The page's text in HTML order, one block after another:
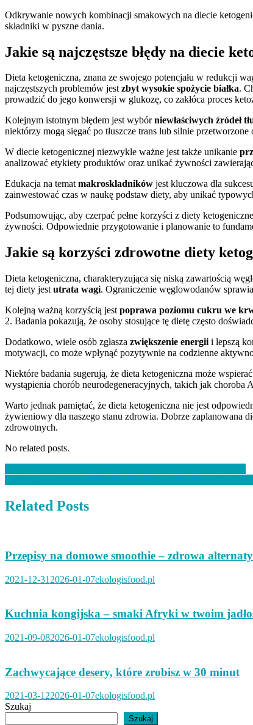
Odkrywanie nowych kombinacji smakowych na diecie
składniki w pyszne dania.
Jakie są najczęstsze błędy na diecie
Dieta ketogeniczna, znana ze swojego potencjału w redukcji
najczęstszych problemów jestzbyt wysokie spożycie białka.
prowadzić do jego konwersji w glukozę, co zakłóca proces
Kolejnym istotnym błędem jest wybórniewłaściwych źródeł
niektórzy mogą sięgać po tłuszcze trans lub silnie
W diecie ketogenicznej niezwykle ważne jest także unikanie
analizować etykiety produktów oraz unikać żywności
Edukacja na tematmakroskładników jest kluczowa dla
zainwestować czas w naukę podstaw diety, aby unikać
Podsumowując, aby czerpać pełne korzyści z diety
żywności. Odpowiednie przygotowanie i planowanie to
Jakie są korzyści zdrowotne diety
Dieta ketogeniczna, charakteryzująca się niską zawartością
tej diety jest utrata wagi. Ograniczenie węglowodanów
Kolejną ważną korzyścią jest poprawa poziomu cukru we
2. Badania pokazują, że osoby stosujące tę dietę często
Dodatkowo, wiele osób zgłasza zwiększenie energii i lepszą
motywacji, co może wpłynąć pozytywnie na codzienne
Niektóre badania sugerują, że dieta ketogeniczna może wspierać
wystąpienia chorób neurodegeneracyjnych, takich jak choroba
Warto jednak pamiętać, że dieta ketogeniczna nie jest
żywieniowy dla naszego stanu zdrowia. Dobrze zaplanowana
zdrowotnych.
No related posts.
Nawigacja
wpisu
Related Posts
Przepisy na domowe smoothie – zdrowa
2021-12-31 2026-01-07ekologisfood.pl
Kuchnia kongijska – smaki Afryki w twoim
2021-09-082026-01-07ekologisfood.pl
Zachwycające desery, które zrobisz w 30 minut
2021-03-122026-01-07ekologisfood.pl
Szukaj
Szukaj